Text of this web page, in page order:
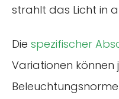
strahlt das Licht in
Die spezifischer
Variationen